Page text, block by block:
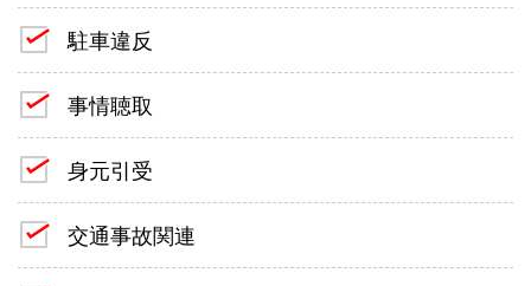
駐車違反
事情聴取
身元引受
交通事故関連